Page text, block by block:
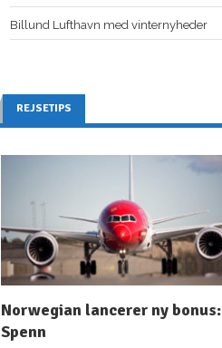
Billund Lufthavn med vinternyheder
REJSETIPS
Norwegian lancerer ny bonus:
Spenn